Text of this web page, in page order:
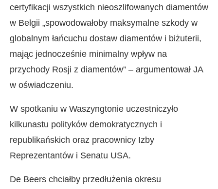
certyfikacji wszystkich nieoszlifowanych diamentów
w Belgii „spowodowałoby maksymalne szkody w
globalnym łańcuchu dostaw diamentów i biżuterii,
mając jednocześnie minimalny wpływ na
przychody Rosji z diamentów” – argumentował JA
w oświadczeniu.
W spotkaniu w Waszyngtonie uczestniczyło
kilkunastu polityków demokratycznych i
republikańskich oraz pracownicy Izby
Reprezentantów i Senatu USA.
De Beers chciałby przedłużenia okresu